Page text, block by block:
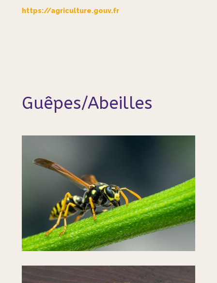
https://agriculture.gouv.fr
Guêpes/Abeilles